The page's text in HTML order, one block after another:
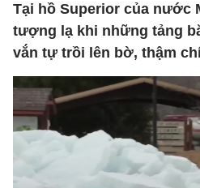
Tại hồ Superior của nước
tượng lạ khi những tảng
vắn tự trồi lên bờ, thậm